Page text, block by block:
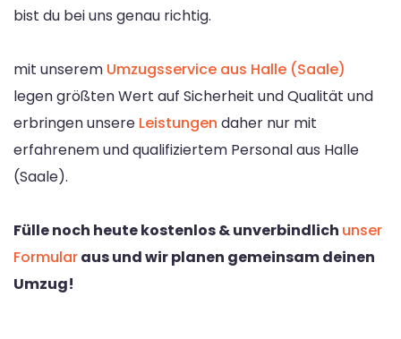
bist du bei uns genau richtig.
mit unserem Umzugsservice aus Halle (Saale)
legen größten Wert auf Sicherheit und Qualität und
erbringen unsere Leistungen daher nur mit
erfahrenem und qualifiziertem Personal aus Halle
(Saale).
Fülle noch heute kostenlos & unverbindlich unser
Formularaus und wir planen gemeinsam deinen
Umzug!